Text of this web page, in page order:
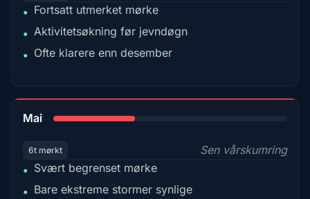
• Fortsatt utmerket mørke
• Aktivitetsøkning før jevndøgn
• Ofte klarere enn desember
Mai
6t mørkt
Sen vårskumring
• Svært begrenset mørke
• Bare ekstreme stormer synlige